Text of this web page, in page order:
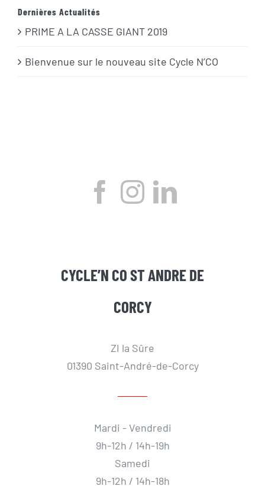
Dernières Actualités
PRIME A LA CASSE GIANT 2019
Bienvenue sur le nouveau site Cycle N’CO
CYCLE’N CO ST ANDRE DE
CORCY
ZI la Sûre
01390 Saint-André-de-Corcy
Mardi - Vendredi
9h-12h / 14h-19h
Samedi
9h-12h / 14h-18h